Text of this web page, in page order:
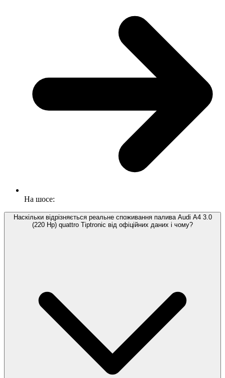
На шосе:
Наскільки відрізняється реальне споживання палива Audi A4 3.0
(220 Hp) quattro Tiptronic від офіційних даних і чому?